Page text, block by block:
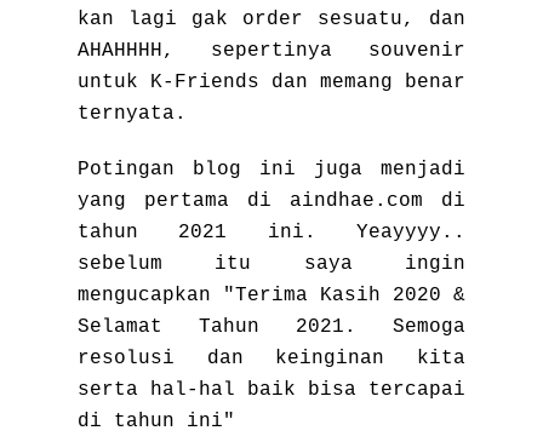
kan lagi gak order sesuatu, dan
AHAHHHH, sepertinya souvenir
untuk K-Friends dan memang benar
ternyata.
Potingan blog ini juga menjadi
yang pertama di aindhae.com di
tahun 2021 ini. Yeayyyy..
sebelum itu saya ingin
mengucapkan "Terima Kasih 2020 &
Selamat Tahun 2021. Semoga
resolusi dan keinginan kita
serta hal-hal baik bisa tercapai
di tahun ini"